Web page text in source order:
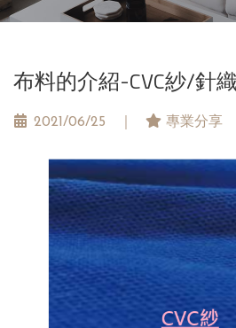
布料的介紹-CVC紗/針織
2021/06/25 專業分享